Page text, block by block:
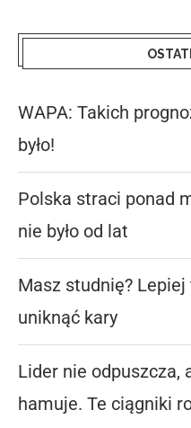
WAPA: Takich
było!
Polska straci ponad
nie było od lat
Masz studnię?
uniknąć kary
Lider nie odpuszcza,
hamuje. Te ciągniki